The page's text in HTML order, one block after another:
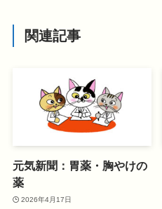
関連記事
元気新聞：胃薬・胸やけの
薬
2026年4月17日